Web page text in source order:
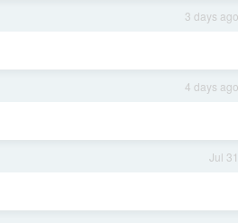
3 days ago
4 days ago
Jul 31